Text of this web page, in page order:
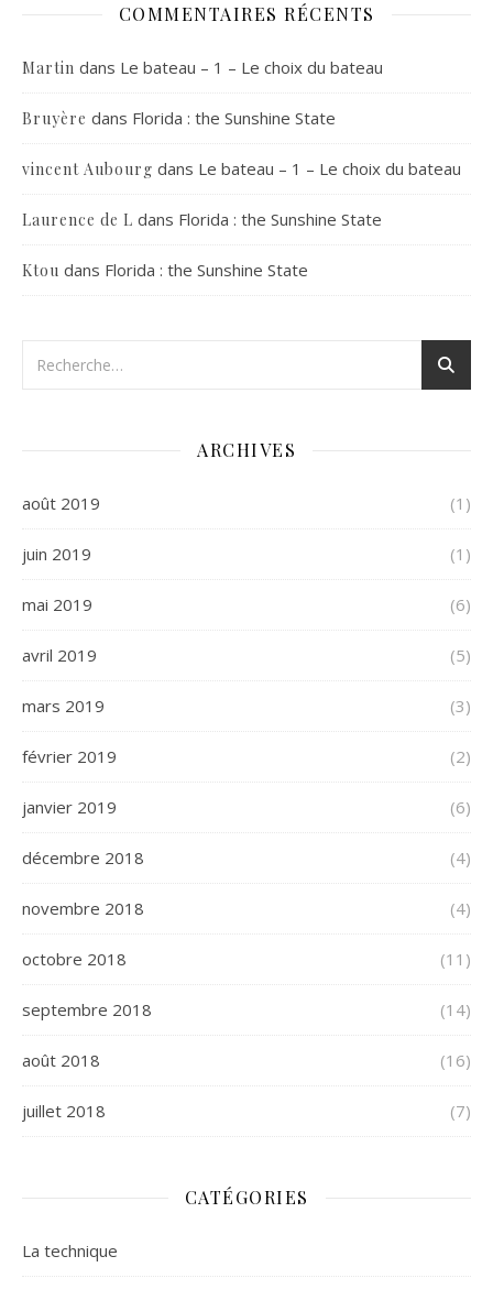
COMMENTAIRES RÉCENTS
Martin dans Le bateau – 1 – Le choix du bateau
Bruyère dans Florida : the Sunshine State
vincent Aubourg dans Le bateau – 1 – Le choix du bateau
Laurence de L dans Florida : the Sunshine State
Ktou dans Florida : the Sunshine State
ARCHIVES
août 2019 (1)
juin 2019 (1)
mai 2019 (6)
avril 2019 (5)
mars 2019 (3)
février 2019 (2)
janvier 2019 (6)
décembre 2018 (4)
novembre 2018 (4)
octobre 2018 (11)
septembre 2018 (14)
août 2018 (16)
juillet 2018 (7)
CATÉGORIES
La technique